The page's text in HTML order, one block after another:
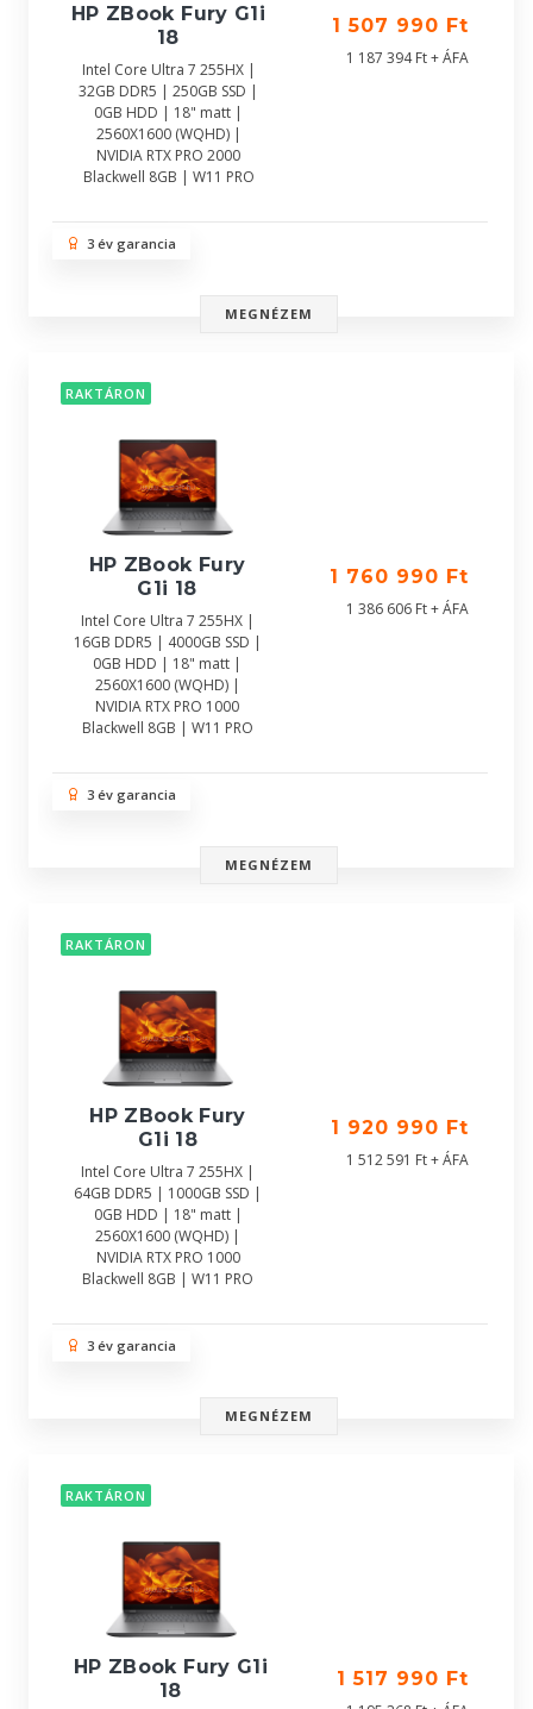
HP ZBook Fury G1i
18
Intel Core Ultra 7 255HX |
32GB DDR5 | 250GB SSD |
0GB HDD | 18" matt |
2560X1600 (WQHD) |
NVIDIA RTX PRO 2000
Blackwell 8GB | W11 PRO
1 507 990 Ft
1 187 394 Ft + ÁFA
3 év garancia
MEGNÉZEM
RAKTÁRON
HP ZBook Fury
G1i 18
Intel Core Ultra 7 255HX |
16GB DDR5 | 4000GB SSD |
0GB HDD | 18" matt |
2560X1600 (WQHD) |
NVIDIA RTX PRO 1000
Blackwell 8GB | W11 PRO
1 760 990 Ft
1 386 606 Ft + ÁFA
3 év garancia
MEGNÉZEM
RAKTÁRON
HP ZBook Fury
G1i 18
Intel Core Ultra 7 255HX |
64GB DDR5 | 1000GB SSD |
0GB HDD | 18" matt |
2560X1600 (WQHD) |
NVIDIA RTX PRO 1000
Blackwell 8GB | W11 PRO
1 920 990 Ft
1 512 591 Ft + ÁFA
3 év garancia
MEGNÉZEM
RAKTÁRON
HP ZBook Fury G1i
18
1 517 990 Ft